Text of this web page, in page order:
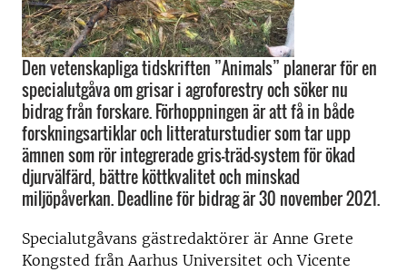
Den vetenskapliga tidskriften ”Animals” planerar för en
specialutgåva om grisar i agroforestry och söker nu
bidrag från forskare. Förhoppningen är att få in både
forskningsartiklar och litteraturstudier som tar upp
ämnen som rör integrerade gris-träd-system för ökad
djurvälfärd, bättre köttkvalitet och minskad
miljöpåverkan. Deadline för bidrag är 30 november 2021.
Specialutgåvans gästredaktörer är Anne Grete
Kongsted från Aarhus Universitet och Vicente